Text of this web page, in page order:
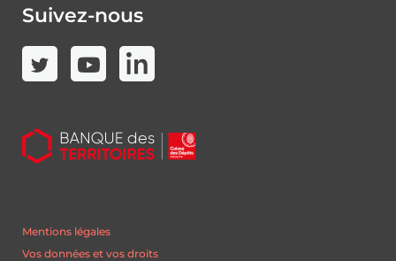
Suivez-nous
Mentions légales
Vos données et vos droits